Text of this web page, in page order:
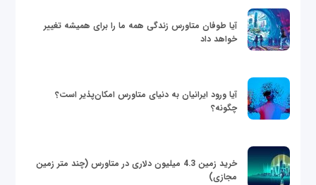
آیا طوفان متاورس زندگی همه ما را برای همیشه تغییر
خواهد داد
آیا ورود ایرانیان به دنیای متاورس امکان‌پذیر است؟
چگونه؟
خرید زمین 4.3 میلیون دلاری در متاورس (چند متر زمین
مجازی)